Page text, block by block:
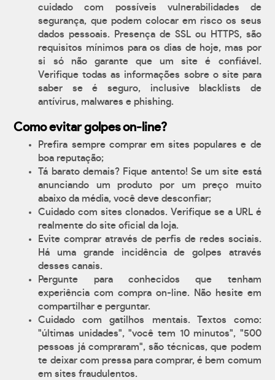
cuidado com possíveis vulnerabilidades de
segurança, que podem colocar em risco os seus
dados pessoais. Presença de SSL ou HTTPS, são
requisitos mínimos para os dias de hoje, mas por
si só não garante que um site é confiável.
Verifique todas as informações sobre o site para
saber se é seguro, inclusive blacklists de
antívirus, malwares e phishing.
Como evitar golpes on-line?
Prefira sempre comprar em sites populares e de
boa reputação;
Tá barato demais? Fique antento! Se um site está
anunciando um produto por um preço muito
abaixo da média, você deve desconfiar;
Cuidado com sites clonados. Verifique se a URL é
realmente do site oficial da loja.
Evite comprar através de perfis de redes sociais.
Há uma grande incidência de golpes através
desses canais.
Pergunte para conhecidos que tenham
experiência com compra on-line. Não hesite em
compartilhar e perguntar.
Cuidado com gatilhos mentais. Textos como:
"últimas unidades", "você tem 10 minutos", "500
pessoas já compraram", são técnicas, que podem
te deixar com pressa para comprar, é bem comum
em sites fraudulentos.